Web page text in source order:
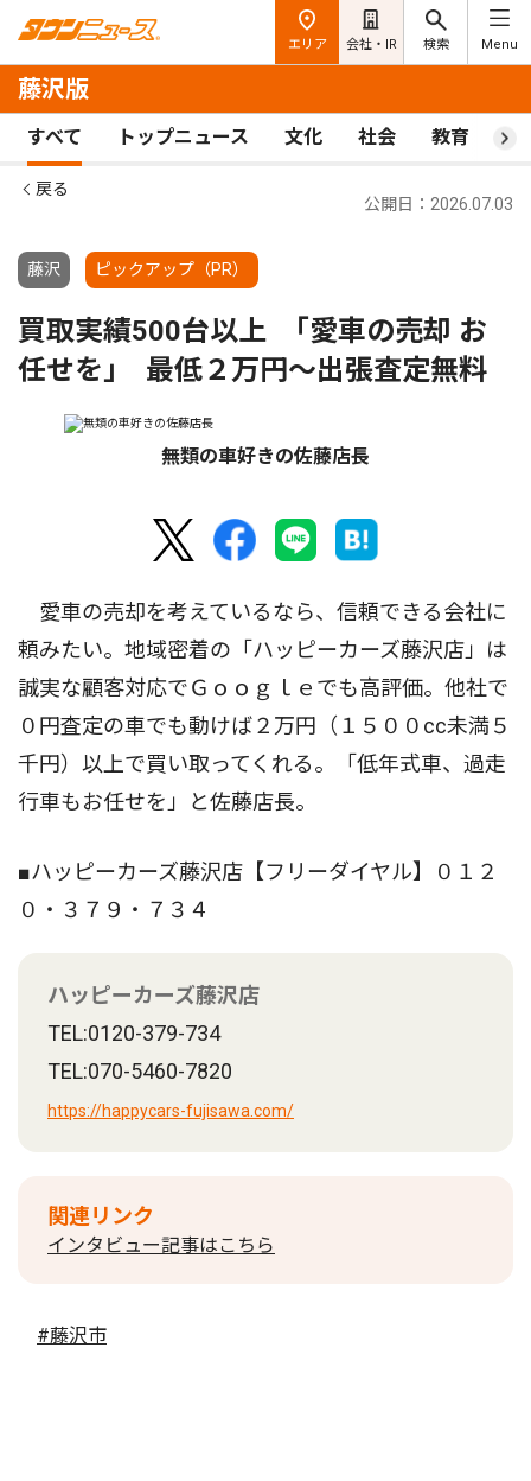
エリア 会社・IR 検索 Menu
藤沢版
すべて トップニュース 文化 社会 教育 ス
戻る
藤沢 ピックアップ（PR）
公開日：2026.07.03
買取実績500台以上 ｢愛車の売却 お
任せを｣ 最低２万円〜出張査定無料
無類の車好きの佐藤店長
愛車の売却を考えているなら、信頼できる会社に
頼みたい。地域密着の「ハッピーカーズ藤沢店」は
誠実な顧客対応でＧｏｏｇｌｅでも高評価。他社で
０円査定の車でも動けば２万円（１５００cc未満５
千円）以上で買い取ってくれる。「低年式車、過走
行車もお任せを」と佐藤店長。
■ハッピーカーズ藤沢店【フリーダイヤル】０１２
０・３７９・７３４
ハッピーカーズ藤沢店
TEL:0120-379-734
TEL:070-5460-7820
https://happycars-fujisawa.com/
関連リンク
インタビュー記事はこちら
#藤沢市